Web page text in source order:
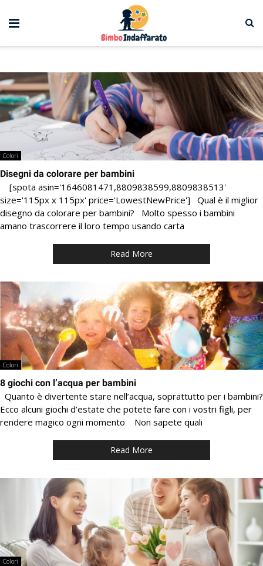
Colori
Disegni da colorare per bambini
[spota asin='1646081471,8809838599,8809838513'
size='115px x 115px' price='LowestNewPrice'] Qual è il miglior
disegno da colorare per bambini? Molto spesso i bambini
amano trascorrere il loro tempo usando carta
Read More
Colori
8 giochi con l’acqua per bambini
Quanto è divertente stare nell’acqua, soprattutto per i bambini?
Ecco alcuni giochi d’estate che potete fare con i vostri figli, per
rendere magico ogni momento Non sapete quali
Read More
Colori